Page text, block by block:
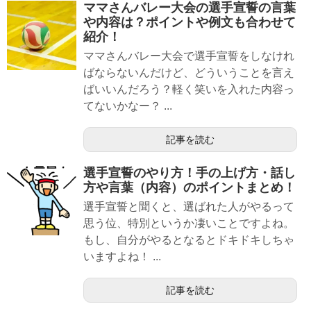
ママさんバレー大会の選手宣誓の言葉
や内容は？ポイントや例文も合わせて
紹介！
ママさんバレー大会で選手宣誓をしなけれ
ばならないんだけど、どういうことを言え
ばいいんだろう？軽く笑いを入れた内容っ
てないかなー？ ...
記事を読む
選手宣誓のやり方！手の上げ方・話し
方や言葉（内容）のポイントまとめ！
選手宣誓と聞くと、選ばれた人がやるって
思う位、特別というか凄いことですよね。
もし、自分がやるとなるとドキドキしちゃ
いますよね！ ...
記事を読む